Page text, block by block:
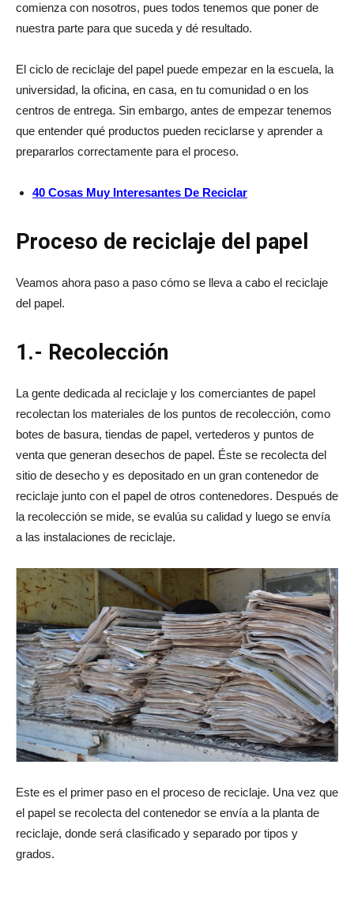
comienza con nosotros, pues todos tenemos que poner de
nuestra parte para que suceda y dé resultado.
El ciclo de reciclaje del papel puede empezar en la escuela, la
universidad, la oficina, en casa, en tu comunidad o en los
centros de entrega. Sin embargo, antes de empezar tenemos
que entender qué productos pueden reciclarse y aprender a
prepararlos correctamente para el proceso.
40 Cosas Muy Interesantes De Reciclar
Proceso de reciclaje del papel
Veamos ahora paso a paso cómo se lleva a cabo el reciclaje
del papel.
1.- Recolección
La gente dedicada al reciclaje y los comerciantes de papel
recolectan los materiales de los puntos de recolección, como
botes de basura, tiendas de papel, vertederos y puntos de
venta que generan desechos de papel. Éste se recolecta del
sitio de desecho y es depositado en un gran contenedor de
reciclaje junto con el papel de otros contenedores. Después de
la recolección se mide, se evalúa su calidad y luego se envía
a las instalaciones de reciclaje.
Este es el primer paso en el proceso de reciclaje. Una vez que
el papel se recolecta del contenedor se envía a la planta de
reciclaje, donde será clasificado y separado por tipos y
grados.